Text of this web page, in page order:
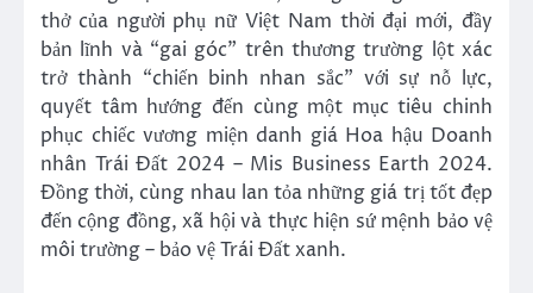
thở của người phụ nữ Việt Nam thời đại mới, đầy
bản lĩnh và “gai góc” trên thương trường lột xác
trở thành “chiến binh nhan sắc” với sự nỗ lực,
quyết tâm hướng đến cùng một mục tiêu chinh
phục chiếc vương miện danh giá Hoa hậu Doanh
nhân Trái Đất 2024 – Mis Business Earth 2024.
Đồng thời, cùng nhau lan tỏa những giá trị tốt đẹp
đến cộng đồng, xã hội và thực hiện sứ mệnh bảo vệ
môi trường – bảo vệ Trái Đất xanh.